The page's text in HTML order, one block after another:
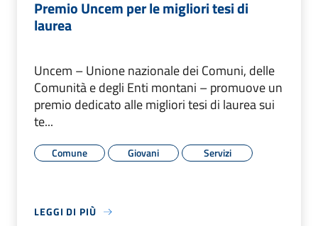
Premio Uncem per le migliori tesi di
laurea
Uncem – Unione nazionale dei Comuni, delle
Comunità e degli Enti montani – promuove un
premio dedicato alle migliori tesi di laurea sui
te...
Comune Giovani Servizi
LEGGI DI PIÙ